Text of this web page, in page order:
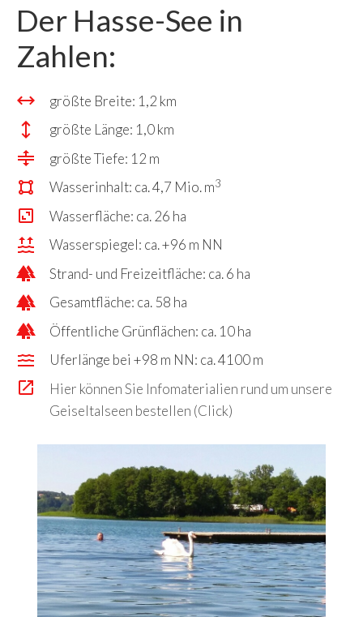
Der Hasse-See in
Zahlen:
größte Breite: 1,2 km
größte Länge: 1,0 km
größte Tiefe: 12 m
Wasserinhalt: ca. 4,7 Mio. m3
Wasserfläche: ca. 26 ha
Wasserspiegel: ca. +96 m NN
Strand- und Freizeitfläche: ca. 6 ha
Gesamtfläche: ca. 58 ha
Öffentliche Grünflächen: ca. 10 ha
Uferlänge bei +98 m NN: ca. 4100 m
Hier können Sie Infomaterialien rund um unsere
Geiseltalseen bestellen (Click)